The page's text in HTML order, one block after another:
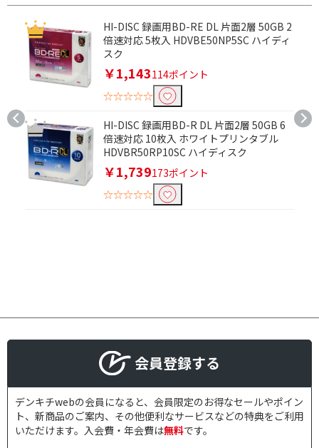
HI-DISC 録画用BD-RE DL 片面2層 50GB 2
倍速対応 5枚入 HDVBE50NP5SC ハイディ
スク
￥1,143114ポイント
☆☆☆☆☆
HI-DISC 録画用BD-R DL 片面2層 50GB 6
倍速対応 10枚入 ホワイトプリンタブル
HDVBR50RP10SC ハイディスク
￥1,739173ポイント
☆☆☆☆☆
会員登録する
デンキチwebの会員になると、会員限定のお得なセールやポイン
ト、新商品のご案内、その他便利なサービスなどの特典をご利用
いただけます。入会費・年会費は無料です。